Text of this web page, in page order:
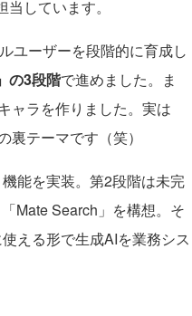
しています。
ユーザーを段階的に育成し
の3段階で進めました。ま
ャラを作りました。実は
裏テーマです（笑）
能を実装。第2段階は未完
Mate Search」を構想。そ
える形で生成AIを業務シス